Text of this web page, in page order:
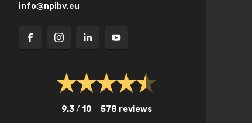
info@npibv.eu
9.3 / 10 578 reviews